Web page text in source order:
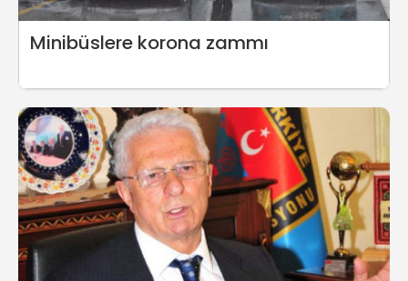
Minibüslere korona zammı